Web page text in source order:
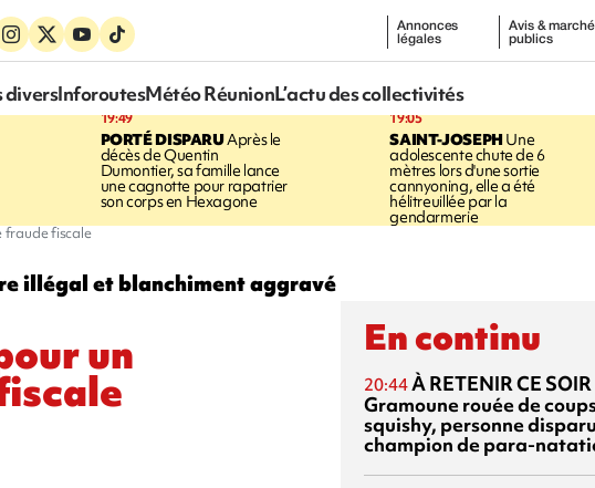
Annonces
légales
Avis &
publics
diversInforoutesMétéo RéunionL’actu des collectivités
19:49
PORTÉ DISPARUAprès le
décès de Quentin
Dumontier, sa famille lance
une cagnotte pour rapatrier
son corps en Hexagone
19:05
SAINT-JOSEPHUne
adolescente chute de 6
mètres lors d'une sortie
cannyoning, elle a été
hélitreuillée par la
gendarmerie
fraude fiscale
illégal et blanchiment aggravé
un En continu
20:44À RETENIR CE SOIR
Gramoune rouée de
squishy, personne
champion de para-